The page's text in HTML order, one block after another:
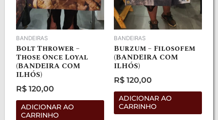
BANDEIRAS
Bolt Thrower –
Those Once Loyal
(BANDEIRA COM
ILHÓS)
Avaliação
0
R$ 120,00
ADICIONAR AO
CARRINHO
BANDEIRAS
Burzum – Filosofem
(BANDEIRA COM
ILHÓS)
Avaliação
0
R$ 120,00
ADICIONAR AO
CARRINHO